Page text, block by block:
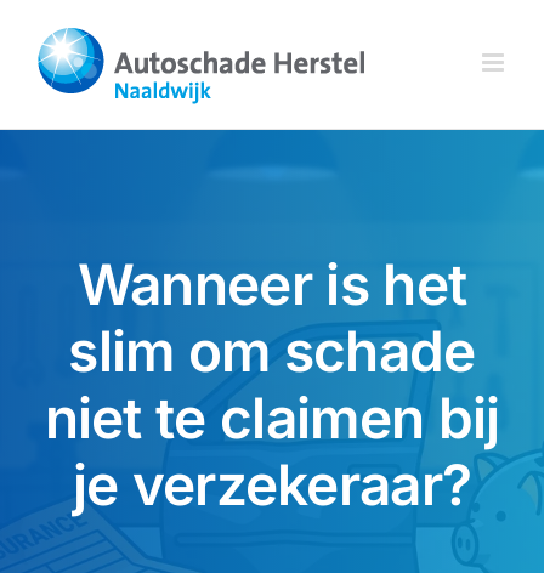
inhoud
Wanneer is het
slim om schade
niet te claimen bij
je verzekeraar?